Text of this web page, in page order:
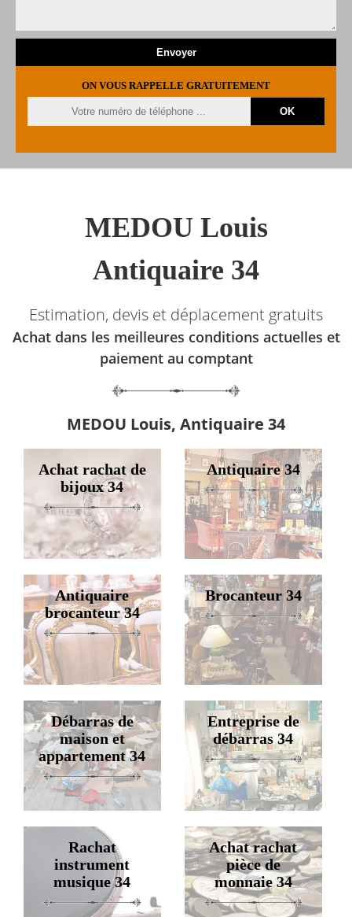
ON VOUS RAPPELLE GRATUITEMENT
MEDOU Louis
Antiquaire 34
Estimation, devis et déplacement gratuits
Achat dans les meilleures conditions actuelles et
paiement au comptant
MEDOU Louis, Antiquaire 34
Achat rachat de
bijoux 34
Antiquaire 34
Antiquaire
brocanteur 34
Brocanteur 34
Débarras de
maison et
appartement 34
Entreprise de
débarras 34
Rachat
instrument
musique 34
Achat rachat
pièce de
monnaie 34